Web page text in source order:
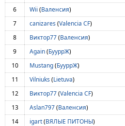
6
Wii (Валенсия)
7
canizares(Valencia CF)
8
Виктор77(Валенсия)
9
Again(БууррЖ)
10
Mustang(БууррЖ)
11
Vilniuks(Lietuva)
12
Виктор77(Valencia CF)
13
Aslan797(Валенсия)
14
igart(ВЯЛЫЕ ПИТОНЫ)